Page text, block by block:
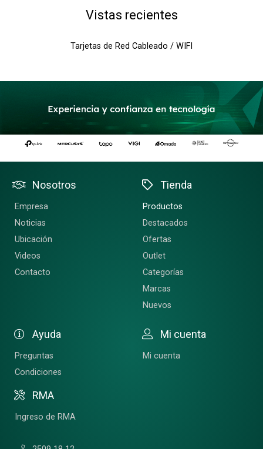
Vistas recientes
Tarjetas de Red Cableado / WIFI
Nosotros
Empresa
Noticias
Ubicación
Videos
Contacto
Tienda
Productos
Destacados
Ofertas
Outlet
Categorías
Marcas
Nuevos
Ayuda
Preguntas
Condiciones
RMA
Ingreso de RMA
Mi cuenta
Mi cuenta